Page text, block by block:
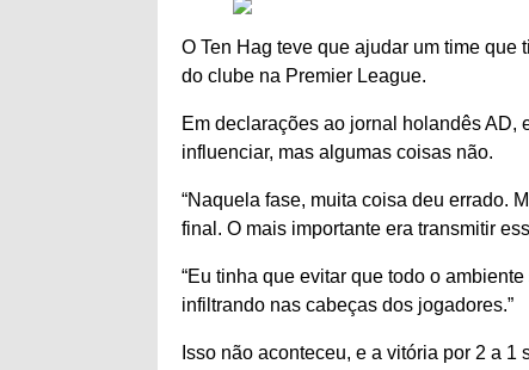
O Ten Hag teve que ajudar um time
do clube na Premier League.
Em declarações ao jornal holandês AD,
influenciar, mas algumas coisas não.
“Naquela fase, muita coisa deu errado.
final. O mais importante era transmitir
“Eu tinha que evitar que todo o
infiltrando nas cabeças dos jogadores.”
Isso não aconteceu, e a vitória por 2 a